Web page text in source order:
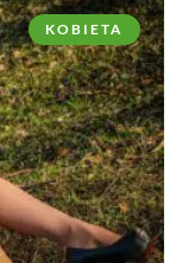
KOBIETA